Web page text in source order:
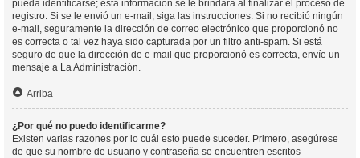
pueda identificarse; esta información se le brindará al finalizar el proceso de
registro. Si se le envió un e-mail, siga las instrucciones. Si no recibió ningún
e-mail, seguramente la dirección de correo electrónico que proporcionó no
es correcta o tal vez haya sido capturada por un filtro anti-spam. Si está
seguro de que la dirección de e-mail que proporcionó es correcta, envíe un
mensaje a La Administración.
Arriba
¿Por qué no puedo identificarme?
Existen varias razones por lo cuál esto puede suceder. Primero, asegúrese
de que su nombre de usuario y contraseña se encuentren escritos